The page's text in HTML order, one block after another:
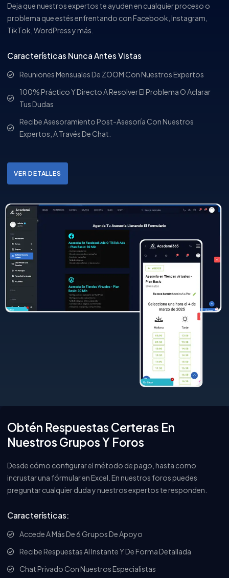
Deja que nuestros expertos te ayuden en cualquier proceso o
problema que estés enfrentando con Facebook, Instagram,
TikTok, WordPress y más.
Características Nunca Antes Vistas
Reuniones Mensuales De ZOOM Con Nuestros Expertos
100% Práctico Y Directo A Resolver El Problema O Aclarar
Tus Dudas
Recibe Asesoramiento Post-Asesoría Con Nuestros
Expertos, A Través De Chat.
VER DETALLES
Obtén Respuestas Certeras En
Nuestros Grupos Y Foros
Desde cómo configurar el método de pago, hasta como
incrustar una fórmular en Excel. En nuestros foros puedes
preguntar cualquier duda y nuestros expertos te responden.
Características:
Accede A Más De 6 Grupos De Apoyo
Recibe Respuestas Al Instante Y De Forma Detallada
Chat Privado Con Nuestros Especialistas